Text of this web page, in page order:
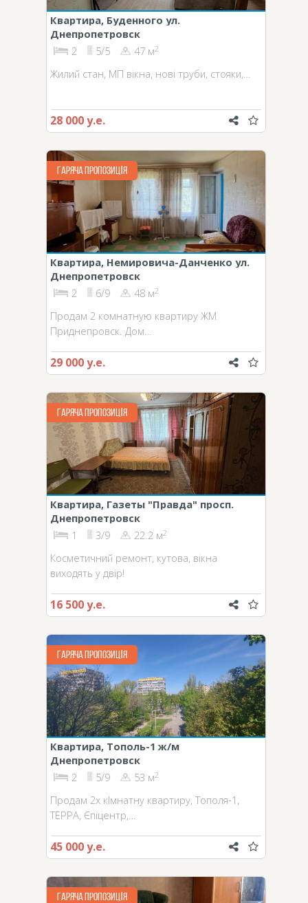
Квартира, Буденного ул.
Днепропетровск
2
5/5 47 м2
Жилий стан, МП вікна, нові труби, стояки,…
28 000 у.е.
ГАРЯЧА ПРОПОЗИЦІЯ
Квартира, Немировича-Данченко ул.
Днепропетровск
2
6/9 48 м2
Продам 2 комнатную квартиру ЖМ
Приднепровск. Дом…
29 000 у.е.
ГАРЯЧА ПРОПОЗИЦІЯ
Квартира, Газеты "Правда" просп.
Днепропетровск
1
3/9 22.2 м2
Косметичний ремонт, кутова, вікна
виходять у двір!
16 500 у.е.
ГАРЯЧА ПРОПОЗИЦІЯ
Квартира, Тополь-1 ж/м
Днепропетровск
2
5/9 53 м2
Продам 2х кІмнатну квартиру, Тополя-1,
ТЕРРА, Єпіцентр,…
45 000 у.е.
ГАРЯЧА ПРОПОЗИЦІЯ